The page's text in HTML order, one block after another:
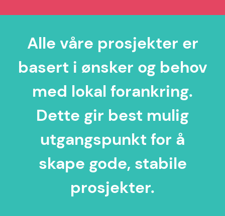
Alle våre prosjekter er
basert i ønsker og behov
med lokal forankring.
Dette gir best mulig
utgangspunkt for å
skape gode, stabile
prosjekter.